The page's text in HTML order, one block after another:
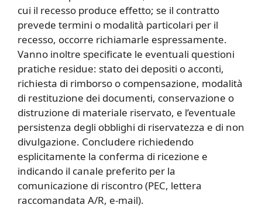
cui il recesso produce effetto; se il contratto
prevede termini o modalità particolari per il
recesso, occorre richiamarle espressamente.
Vanno inoltre specificate le eventuali questioni
pratiche residue: stato dei depositi o acconti,
richiesta di rimborso o compensazione, modalità
di restituzione dei documenti, conservazione o
distruzione di materiale riservato, e l’eventuale
persistenza degli obblighi di riservatezza e di non
divulgazione. Concludere richiedendo
esplicitamente la conferma di ricezione e
indicando il canale preferito per la
comunicazione di riscontro (PEC, lettera
raccomandata A/R, e-mail).